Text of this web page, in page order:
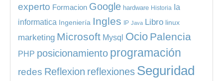
experto Formacion Google hardware Historia Ia
informatica Ingeniería Ingles IP Java Libro linux
marketing Microsoft Mysql Ocio Palencia
PHP posicionamiento programación
redes Reflexion reflexiones Seguridad